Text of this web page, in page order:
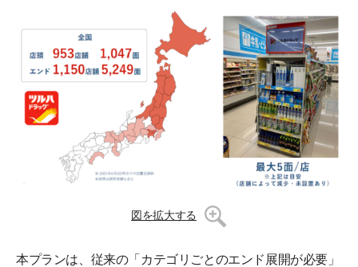
図を拡大する
本プランは、従来の「カテゴリごとのエンド展開が必要」